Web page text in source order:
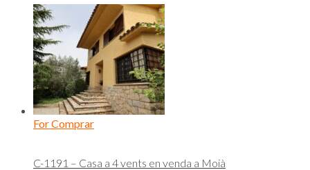
For Comprar
C-1191 – Casa a 4 vents en venda a Moià